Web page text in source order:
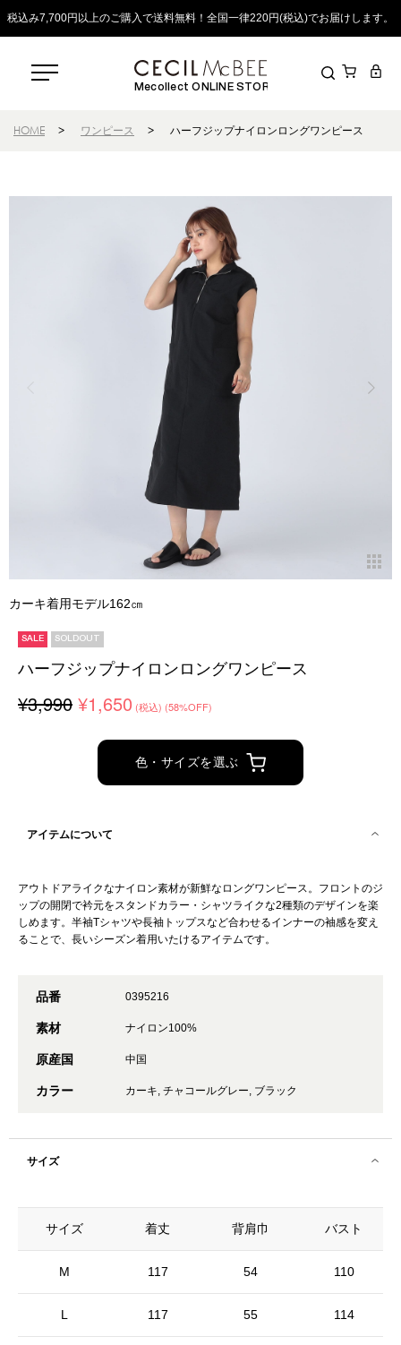
税込み7,700円以上のご購入で送料無料！全国一律220円(税込)でお届けします。
Mecollect ONLINE STORE
HOME > ワンピース > ハーフジップナイロンロングワンピース
カーキ着用モデル162㎝
SALE SOLDOUT
ハーフジップナイロンロングワンピース
¥3,990 ¥1,650 (税込) (58%OFF)
色・サイズを選ぶ
アイテムについて
アウトドアライクなナイロン素材が新鮮なロングワンピース。フロントのジ
ップの開閉で衿元をスタンドカラー・シャツライクな2種類のデザインを楽
しめます。半袖Tシャツや長袖トップスなど合わせるインナーの袖感を変え
ることで、長いシーズン着用いたけるアイテムです。
品番 0395216
素材 ナイロン100%
原産国 中国
カラー カーキ, チャコールグレー, ブラック
サイズ
サイズ
M
L
着丈 背肩巾 バスト
117 54 110
117 55 114